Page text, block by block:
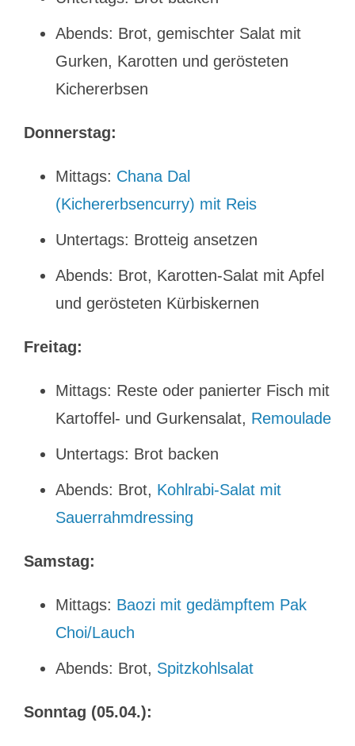
Abends: Brot, gemischter Salat mit
Gurken, Karotten und gerösteten
Kichererbsen
Donnerstag:
Mittags: Chana Dal
(Kichererbsencurry) mit Reis
Untertags: Brotteig ansetzen
Abends: Brot, Karotten-Salat mit Apfel
und gerösteten Kürbiskernen
Freitag:
Mittags: Reste oder panierter Fisch mit
Kartoffel- und Gurkensalat, Remoulade
Untertags: Brot backen
Abends: Brot, Kohlrabi-Salat mit
Sauerrahmdressing
Samstag:
Mittags: Baozi mit gedämpftem Pak
Choi/Lauch
Abends: Brot, Spitzkohlsalat
Sonntag (05.04.):